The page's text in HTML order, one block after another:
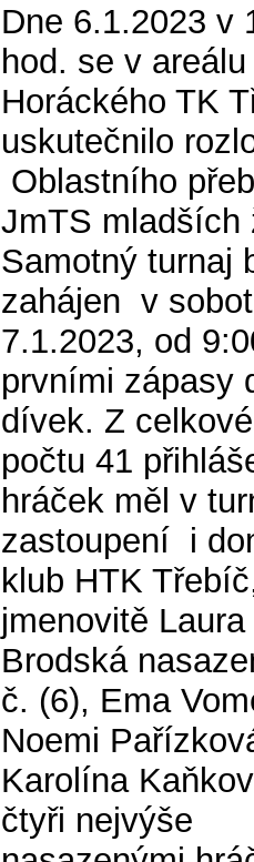
Dne 6.1.2023 v
hod. se v areálu
Horáckého TK
uskutečnilo
Oblastního
JmTS mladších
Samotný turnaj
zahájen v
7.1.2023, od
prvními zápasy
dívek. Z
počtu 41
hráček měl v
zastoupení i
klub HTK
jmenovitě Laura
Brodská
č. (6), Ema
Noemi
Karolína
čtyři nejvýše